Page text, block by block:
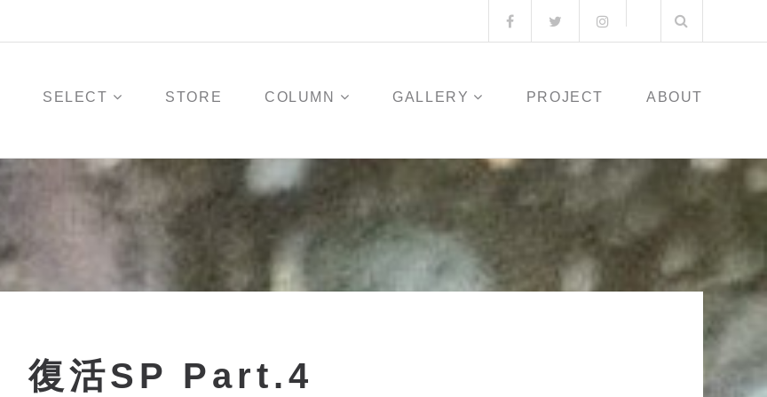
FacebookTwitter
ー
索:
SELECT STORE COLUMN GALLERY PROJECT ABOUT
復活SP Part.4